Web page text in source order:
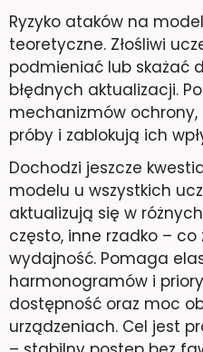
Ryzyko ataków na
teoretyczne. Złośliwi
podmieniać lub skażać
błędnych aktualizacji.
mechanizmów ochrony,
próby i zablokują ich
Dochodzi jeszcze
modelu u wszystkich
aktualizują się w
często, inne rzadko –
wydajność. Pomaga
harmonogramów i
dostępność oraz moc
urządzeniach. Cel jest